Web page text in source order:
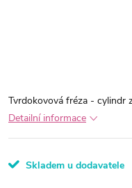
Tvrdokovová fréza - cylindr
Detailní informace
Skladem u dodavatele